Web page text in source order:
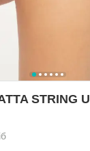
STRING